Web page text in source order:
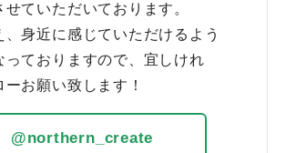
せていただいております。
、身近に感じていただけるよう
っておりますので、宜しけれ
ーお願い致します！
@northern_create